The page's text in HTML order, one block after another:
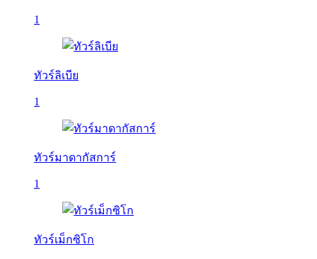
1
ทัวร์ลิเบีย
1
ทัวร์มาดากัสการ์
1
ทัวร์เม็กซิโก